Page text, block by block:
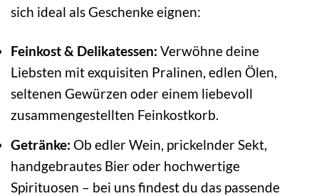
sich ideal als Geschenke eignen:
Feinkost & Delikatessen: Verwöhne deine
Liebsten mit exquisiten Pralinen, edlen Ölen,
seltenen Gewürzen oder einem liebevoll
zusammengestellten Feinkostkorb.
Getränke: Ob edler Wein, prickelnder Sekt,
handgebrautes Bier oder hochwertige
Spirituosen – bei uns findest du das passende